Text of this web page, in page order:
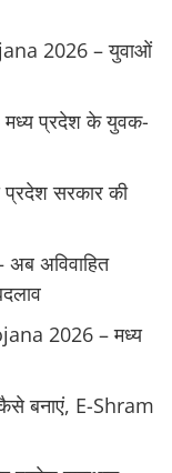
2026 – युवाओं
प्रदेश के युवक-
सरकार की
अविवाहित
2026 – मध्य
बनाएं, E-Shram